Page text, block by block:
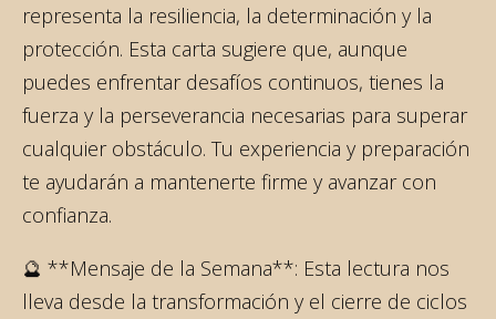
representa la resiliencia, la determinación y la
protección. Esta carta sugiere que, aunque
puedes enfrentar desafíos continuos, tienes la
fuerza y la perseverancia necesarias para superar
cualquier obstáculo. Tu experiencia y preparación
te ayudarán a mantenerte firme y avanzar con
confianza.
🔮 **Mensaje de la Semana**: Esta lectura nos
lleva desde la transformación y el cierre de ciclos